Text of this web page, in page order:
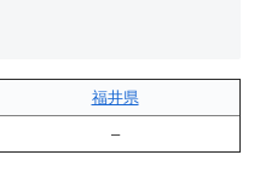
福井県
–